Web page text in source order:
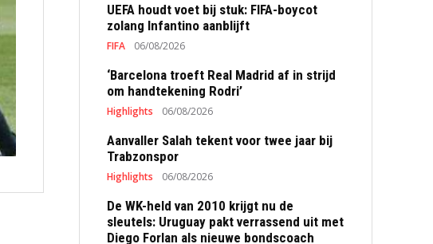
UEFA houdt voet bij stuk: FIFA-boycot
zolang Infantino aanblijft
FIFA 06/08/2026
‘Barcelona troeft Real Madrid af in strijd
om handtekening Rodri’
Highlights 06/08/2026
Aanvaller Salah tekent voor twee jaar bij
Trabzonspor
Highlights 06/08/2026
De WK-held van 2010 krijgt nu de
sleutels: Uruguay pakt verrassend uit met
Diego Forlan als nieuwe bondscoach